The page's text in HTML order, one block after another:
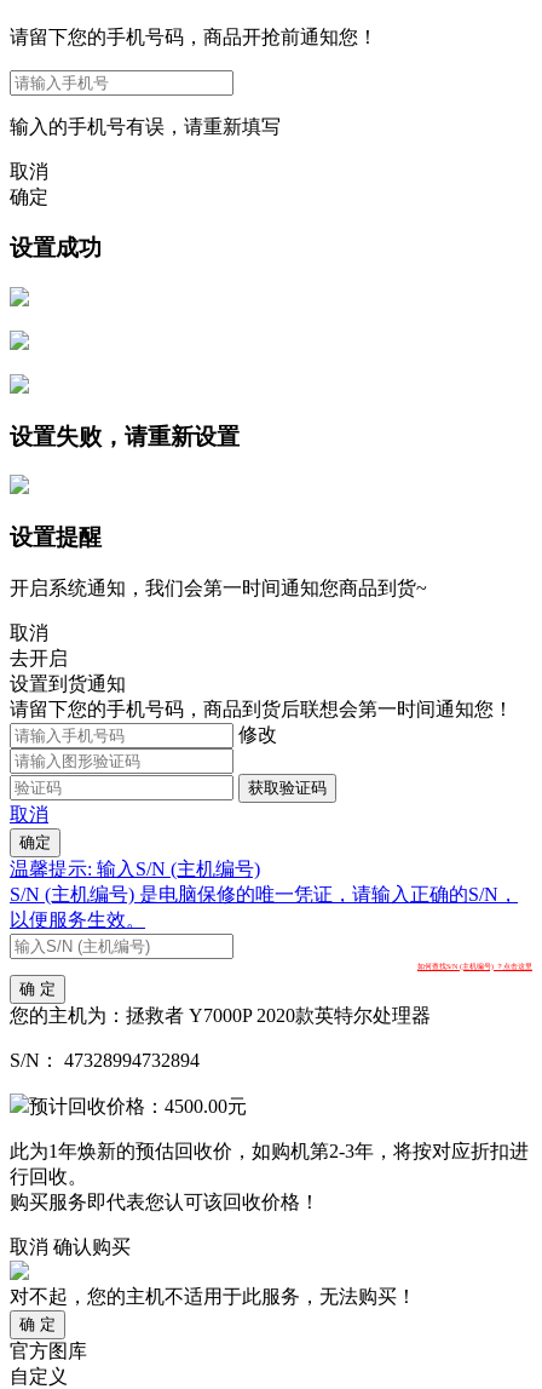
请留下您的手机号码，商品开抢前通知您！
输入的手机号有误，请重新填写
取消
确定
设置成功
设置失败，请重新设置
设置提醒
开启系统通知，我们会第一时间通知您商品到货~
取消
去开启
设置到货通知
请留下您的手机号码，商品到货后联想会第一时间通知您！
修改
获取验证码
取消
确定
温馨提示: 输入S/N (主机编号)
S/N (主机编号) 是电脑保修的唯一凭证，请输入正确的S/N，
以便服务生效。
如何查找S/N (主机编号) ？点击这里
确 定
您的主机为： 拯救者 Y7000P 2020款英特尔处理器
S/N： 47328994732894
预计回收价格： 4500.00元
此为1年焕新的预估回收价，如购机第2-3年，将按对应折扣进
行回收。
购买服务即代表您认可该回收价格！
取消 确认购买
对不起，您的主机不适用于此服务，无法购买！
确 定
官方图库
自定义